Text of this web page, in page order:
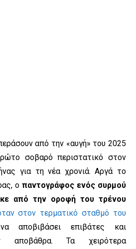
από την «αυγή» του 2025
σοβαρό περιστατικό στον
για τη νέα χρονιά. Αργά το
ο παντογράφος ενός συρμού
από την οροφή του τρένου
στον τερματικό σταθμό του
αποβιβάσει επιβάτες και
αποβάθρα. Τα χειρότερα